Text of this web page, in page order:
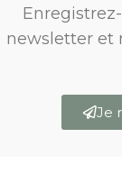
newsletter et
Je